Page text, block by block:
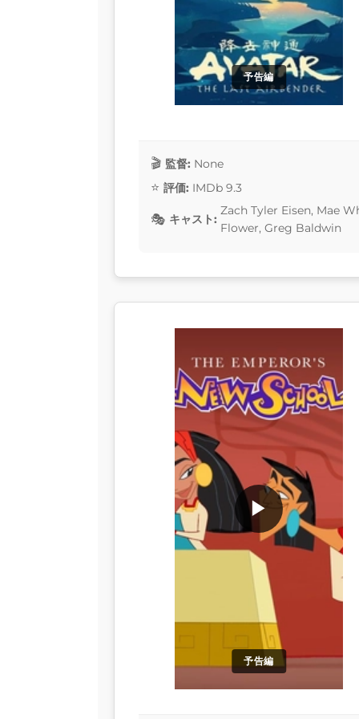
予告編
監督: None
評価: IMDb 9.3
キャスト:
Zach Tyler Eisen, Mae
Flower, Greg Baldwin
予告編
▶